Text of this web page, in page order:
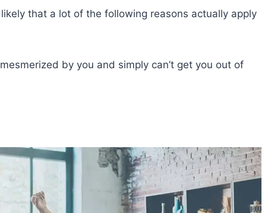
that a lot of the following reasons actually apply
by you and simply can’t get you out of